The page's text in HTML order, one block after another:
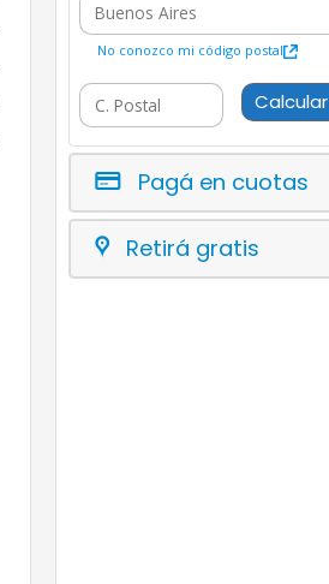
No conozco mi código postal
Calcular
Pagá en cuotas
Retirá gratis